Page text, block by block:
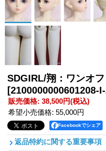
SDGIRL/翔：ワンオ
[2100000000601208-
販売価格: 38,500円(税込)
希望小売価格: 55,000円
Facebookでシェア
返品特約に関する重要事項